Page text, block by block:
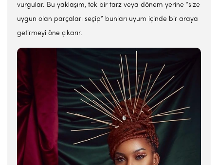
vurgular. Bu yaklaşım, tek bir tarz veya dönem yerine “size
uygun olan parçaları seçip” bunları uyum içinde bir araya
getirmeyi öne çıkarır.